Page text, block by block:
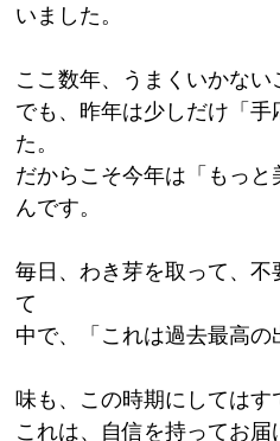
いました。
ここ数年、うまくいかない
でも、昨年は少しだけ「
た。
だからこそ今年は「もっ
んです。
毎日、わき芽を取って、
て
中で、「これは過去最高の
味も、この時期にしてはす
これは、自信を持ってお届